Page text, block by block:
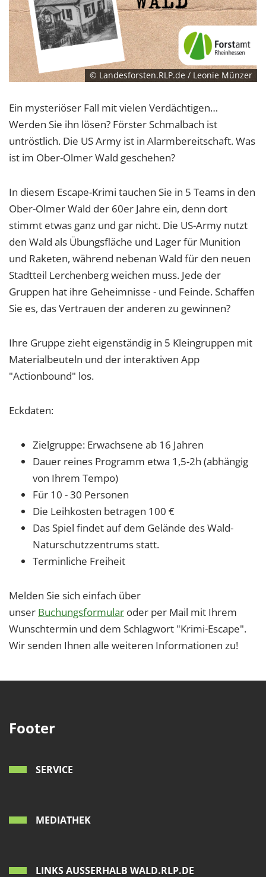
© Landesforsten.RLP.de / Leonie Münzer
Ein mysteriöser Fall mit vielen Verdächtigen…
Werden Sie ihn lösen? Förster Schmalbach ist
untröstlich. Die US Army ist in Alarmbereitschaft. Was
ist im Ober-Olmer Wald geschehen?
In diesem Escape-Krimi tauchen Sie in 5 Teams in den
Ober-Olmer Wald der 60er Jahre ein, denn dort
stimmt etwas ganz und gar nicht. Die US-Army nutzt
den Wald als Übungsfläche und Lager für Munition
und Raketen, während nebenan Wald für den neuen
Stadtteil Lerchenberg weichen muss. Jede der
Gruppen hat ihre Geheimnisse - und Feinde. Schaffen
Sie es, das Vertrauen der anderen zu gewinnen?
Ihre Gruppe zieht eigenständig in 5 Kleingruppen mit
Materialbeuteln und der interaktiven App
"Actionbound" los.
Eckdaten:
Zielgruppe: Erwachsene ab 16 Jahren
Dauer reines Programm etwa 1,5-2h (abhängig
von Ihrem Tempo)
Für 10 - 30 Personen
Die Leihkosten betragen 100 €
Das Spiel findet auf dem Gelände des Wald-
Naturschutzzentrums statt.
Terminliche Freiheit
Melden Sie sich einfach über
unser Buchungsformular oder per Mail mit Ihrem
Wunschtermin und dem Schlagwort "Krimi-Escape".
Wir senden Ihnen alle weiteren Informationen zu!
Footer
SERVICE
MEDIATHEK
LINKS AUSSERHALB WALD.RLP.DE